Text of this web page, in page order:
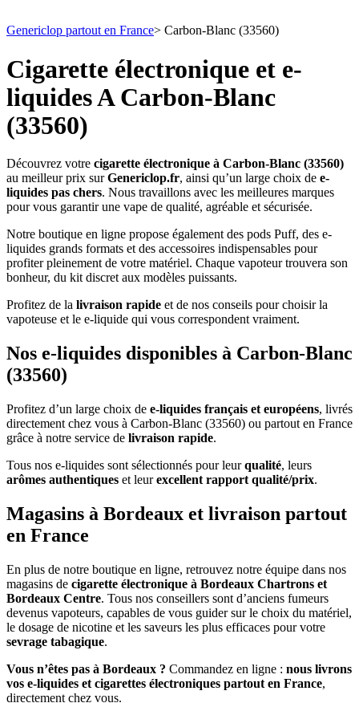
Genericlop partout en France> Carbon-Blanc (33560)
Cigarette électronique et e-
liquides A Carbon-Blanc
(33560)
Découvrez votre cigarette électronique à Carbon-Blanc (33560)
au meilleur prix surGenericlop.fr, ainsi qu’un large choix de e-
liquides pas chers. Nous travaillons avec les meilleures marques
pour vous garantir une vape de qualité, agréable et sécurisée.
Notre boutique en ligne propose également des pods Puff, des e-
liquides grands formats et des accessoires indispensables pour
profiter pleinement de votre matériel. Chaque vapoteur trouvera son
bonheur, du kit discret aux modèles puissants.
Profitez de la livraison rapide et de nos conseils pour choisir la
vapoteuse et le e-liquide qui vous correspondent vraiment.
Nos e-liquides disponibles à Carbon-Blanc
(33560)
Profitez d’un large choix de e-liquides français et européens, livrés
directement chez vous à Carbon-Blanc (33560) ou partout en France
grâce à notre service de livraison rapide.
Tous nos e-liquides sont sélectionnés pour leurqualité, leurs
arômes authentiques et leurexcellent rapport qualité/prix.
Magasins à Bordeaux et livraison partout
en France
En plus de notre boutique en ligne, retrouvez notre équipe dans nos
magasins de cigarette électronique à Bordeaux Chartrons et
Bordeaux Centre. Tous nos conseillers sont d’anciens fumeurs
devenus vapoteurs, capables de vous guider sur le choix du matériel,
le dosage de nicotine et les saveurs les plus efficaces pour votre
sevrage tabagique.
Vous n’êtes pas à Bordeaux ? Commandez en ligne : nous livrons
vos e-liquides et cigarettes électroniques partout en France,
directement chez vous.